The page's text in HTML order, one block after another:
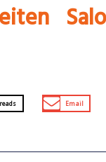
Email